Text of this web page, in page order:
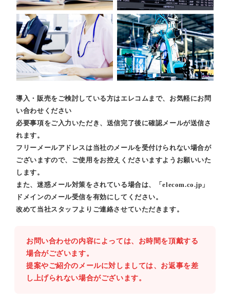
導入・販売をご検討している方はエレコムまで、お気軽にお問
い合わせください
必要事項をご入力いただき、送信完了後に確認メールが送信さ
れます。
フリーメールアドレスは当社のメールを受付けられない場合が
ございますので、ご使用をお控えくださいますようお願いいた
します。
また、迷惑メール対策をされている場合は、「elecom.co.jp」
ドメインのメール受信を有効にしてください。
改めて当社スタッフよりご連絡させていただきます。
お問い合わせの内容によっては、お時間を頂戴する
場合がございます。
提案やご紹介のメールに対しましては、お返事を差
し上げられない場合がございます。